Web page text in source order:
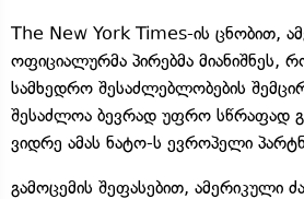
The New York Times-ის ცნობით,
ოფიციალურმა პირებმა მიანიშნეს,
სამხედრო შესაძლებლობების
შესაძლოა ბევრად უფრო სწრაფად
ვიდრე ამას ნატო-ს ევროპელი
გამოცემის შეფასებით, ამერიკული